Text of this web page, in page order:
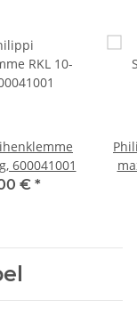
600041001
€ *